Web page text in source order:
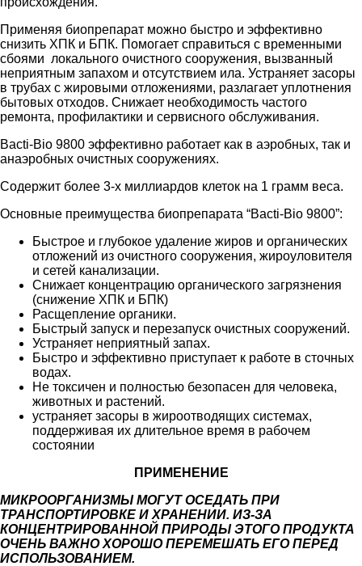
Применяя биопрепарат можно быстро и эффективно
снизить ХПК и БПК. Помогает справиться с временными
сбоями локального очистного сооружения, вызванный
неприятным запахом и отсутствием ила. Устраняет засоры
в трубах с жировыми отложениями, разлагает уплотнения
бытовых отходов. Снижает необходимость частого
ремонта, профилактики и сервисного обслуживания.
Bacti-Bio 9800 эффективно работает как в аэробных, так и
анаэробных очистных сооружениях.
Содержит более 3-х миллиардов клеток на 1 грамм веса.
Основные преимущества биопрепарата “Bacti-Bio 9800”:
Быстрое и глубокое удаление жиров и органических
отложений из очистного сооружения, жироуловителя
и сетей канализации.
Снижает концентрацию органического загрязнения
(снижение ХПК и БПК)
Расщепление органики.
Быстрый запуск и перезапуск очистных сооружений.
Устраняет неприятный запах.
Быстро и эффективно приступает к работе в сточных
водах.
Не токсичен и полностью безопасен для человека,
животных и растений.
устраняет засоры в жироотводящих системах,
поддерживая их длительное время в рабочем
состоянии
ПРИМЕНЕНИЕ
МИКРООРГАНИЗМЫ МОГУТ ОСЕДАТЬ ПРИ
ТРАНСПОРТИРОВКЕ И ХРАНЕНИИ. ИЗ-ЗА
КОНЦЕНТРИРОВАННОЙ ПРИРОДЫ ЭТОГО ПРОДУКТА
ОЧЕНЬ ВАЖНО ХОРОШО ПЕРЕМЕШАТЬ ЕГО ПЕРЕД
ИСПОЛЬЗОВАНИЕМ.